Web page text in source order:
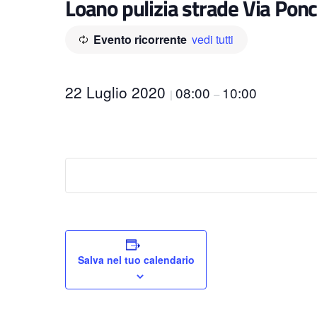
Loano pulizia strade Via
Evento ricorrente vedi tutti
22 Luglio 2020 | 08:00 – 10:00
Salva nel tuo calendario